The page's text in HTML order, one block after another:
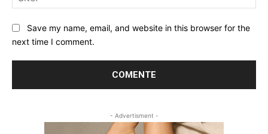
Save my name, email, and website in this browser for the
next time I comment.
- Advertisment -